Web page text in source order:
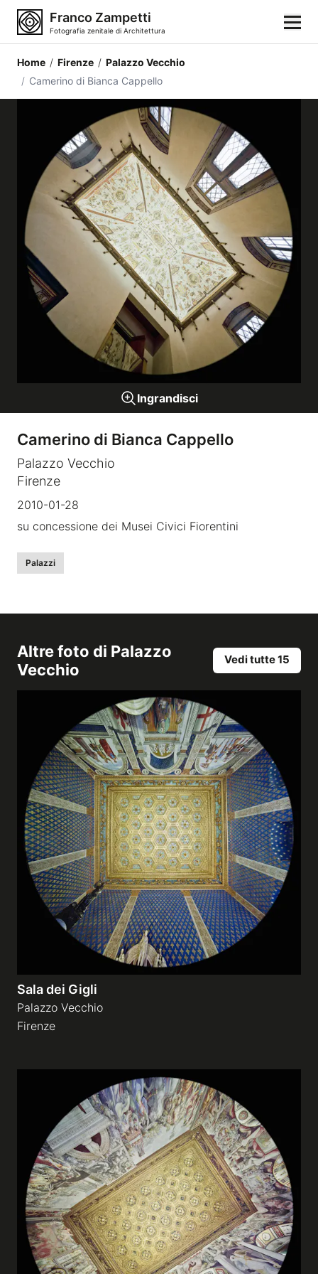
Franco Zampetti
Fotografia zenitale di Architettura
Home
Fotografie
Categorie di edifici
Luoghi
Città
Stili architettonici
Elementi architettonici
Architetti e autori
Gallerie a tema
Sequenze
Mostre
Tecnica e Biografia
Home / Firenze / Palazzo Vecchio
/ Camerino di Bianca Cappello
Ingrandisci
Camerino di Bianca Cappello
Palazzo Vecchio
Firenze
2010-01-28
su concessione dei Musei Civici Fiorentini
Palazzi
Altre foto di Palazzo
Vecchio
Vedi tutte 15
Sala dei Gigli
Palazzo Vecchio
Firenze